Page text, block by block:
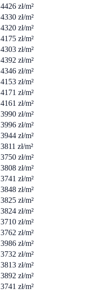
4426 zł/m²
4330 zł/m²
4320 zł/m²
4175 zł/m²
4303 zł/m²
4392 zł/m²
4346 zł/m²
4153 zł/m²
4171 zł/m²
4161 zł/m²
3990 zł/m²
3996 zł/m²
3944 zł/m²
3811 zł/m²
3750 zł/m²
3808 zł/m²
3741 zł/m²
3848 zł/m²
3825 zł/m²
3824 zł/m²
3710 zł/m²
3762 zł/m²
3986 zł/m²
3732 zł/m²
3813 zł/m²
3892 zł/m²
3741 zł/m²